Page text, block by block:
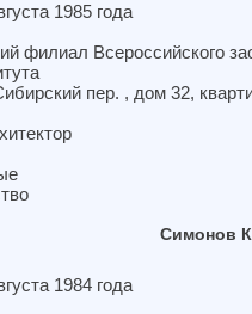
1985 года
филиал Всероссийского
пер. , дом 32,
Симонов
1984 года